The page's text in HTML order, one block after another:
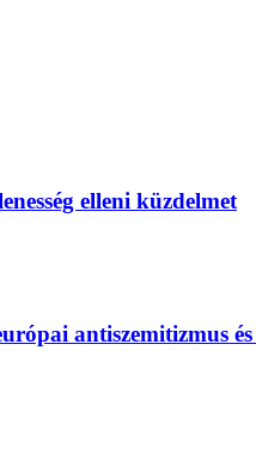
elleni küzdelmet
antiszemitizmus és